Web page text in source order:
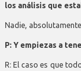
los análisis que
Nadie,
P: Y empiezas a
R: El caso es que